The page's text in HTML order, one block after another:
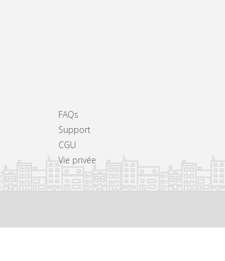
FAQs
Support
CGU
Vie privée